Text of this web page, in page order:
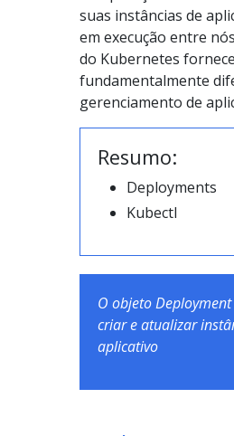
suas instâncias de
em execução entre
do Kubernetes
fundamentalmente
gerenciamento de
Resumo:
Deployments
Kubectl
O objeto
criar e atualizar
aplicativo